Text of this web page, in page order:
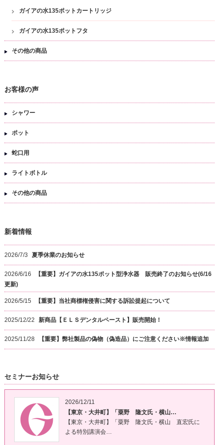
ガイアの水135ポットカートリッジ
ガイアの水135ポットフタ
その他の商品
お客様の声
シャワー
ポット
蛇口用
ライトボトル
その他の商品
新着情報
2026/7/3 夏季休業のお知らせ
2026/6/16
【重要】ガイアの水135ポット型浄水器 販売終了のお知らせ(6/16
更新)
2026/5/15 【重要】当社商標権侵害に関する訴訟提起について
2025/12/22 新商品【ＥＬＳデンタルペースト】販売開始！
2025/11/28 【重要】弊社製品の偽物（偽造品）にご注意ください※情報追加
セミナーお知らせ
2026/12/11
【東京・大井町】「粟野 隆文氏・横山…
【東京・大井町】「粟野 隆文氏・横山 直宏氏に
よる特別講演会…